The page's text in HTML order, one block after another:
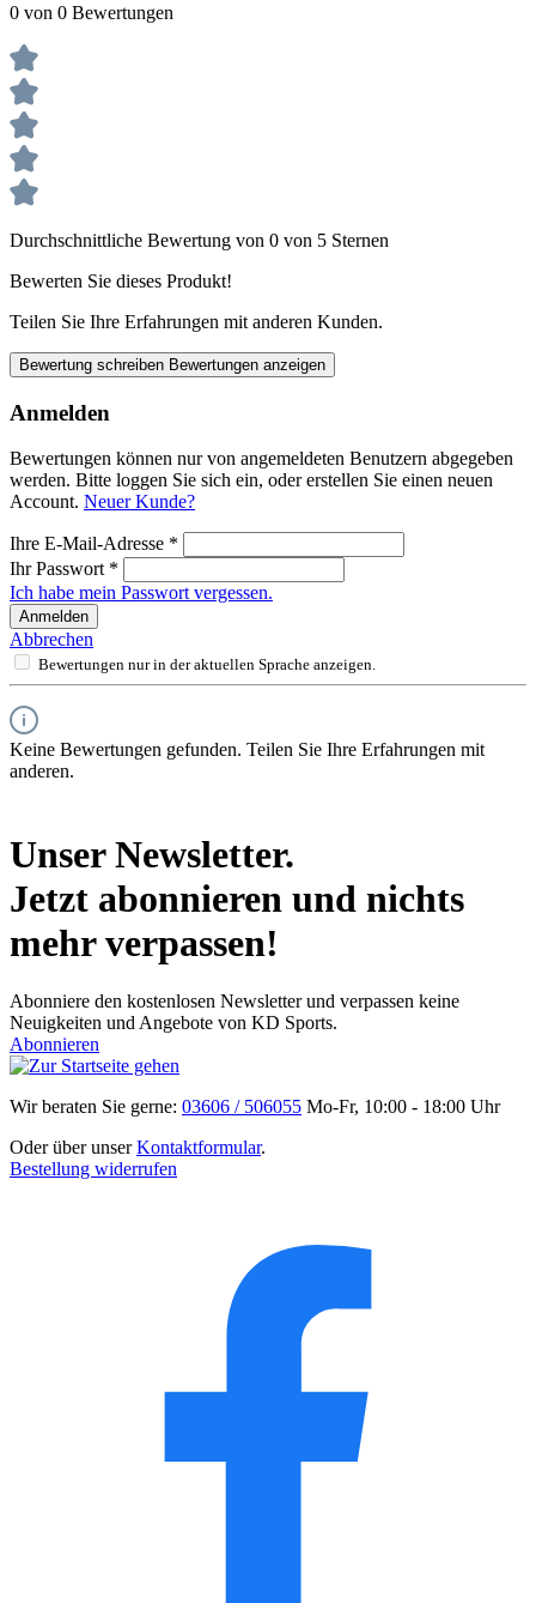
0 von 0 Bewertungen
Durchschnittliche Bewertung von 0 von 5 Sternen
Bewerten Sie dieses Produkt!
Teilen Sie Ihre Erfahrungen mit anderen Kunden.
Bewertung schreiben Bewertungen anzeigen
Anmelden
Bewertungen können nur von angemeldeten Benutzern abgegeben
werden. Bitte loggen Sie sich ein, oder erstellen Sie einen neuen
Account. Neuer Kunde?
Ihre E-Mail-Adresse *
Ihr Passwort *
Ich habe mein Passwort vergessen.
Anmelden
Abbrechen
Bewertungen nur in der aktuellen Sprache anzeigen.
Keine Bewertungen gefunden. Teilen Sie Ihre Erfahrungen mit
anderen.
Unser Newsletter.
Jetzt abonnieren und nichts
mehr verpassen!
Abonniere den kostenlosen Newsletter und verpassen keine
Neuigkeiten und Angebote von KD Sports.
Abonnieren
Wir beraten Sie gerne: 03606 / 506055 Mo-Fr, 10:00 - 18:00 Uhr
Oder über unserKontaktformular.
Bestellung widerrufen